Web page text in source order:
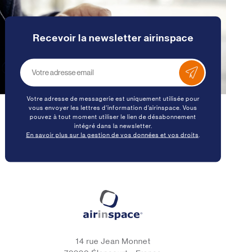
Recevoir la newsletter airinspace
Votre adresse de messagerie est uniquement utilisée pour
vous envoyer les lettres d’information d’airinspace. Vous
pouvez à tout moment utiliser le lien de désabonnement
intégré dans la newsletter.
En savoir plus sur la gestion de vos données et vos droits
14 rue Jean Monnet